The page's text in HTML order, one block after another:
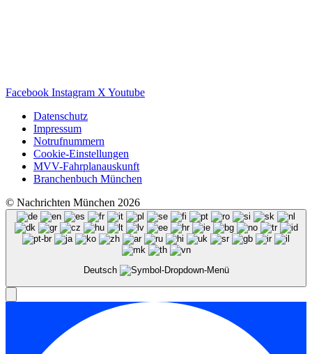
Facebook Instagram X Youtube
Datenschutz
Impressum
Notrufnummern
Cookie-Einstellungen
MVV-Fahrplanauskunft
Branchenbuch München
© Nachrichten München 2026
Deutsch